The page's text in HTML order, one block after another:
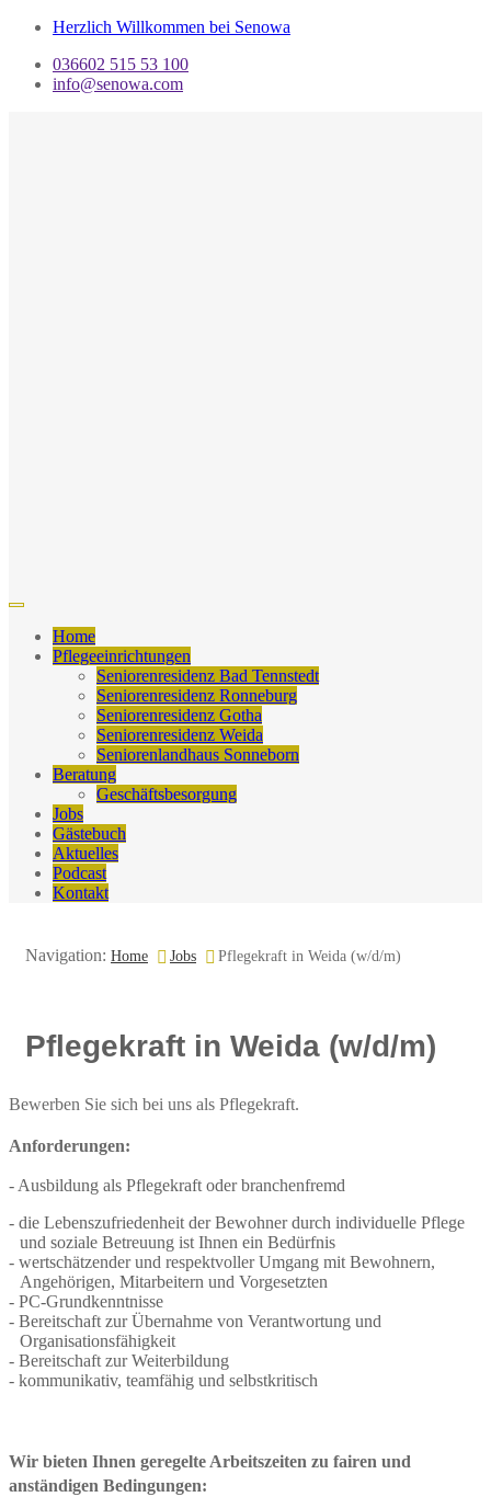
Herzlich Willkommen bei Senowa
036602 515 53 100
info@senowa.com
Home
Pflegeeinrichtungen
Seniorenresidenz Bad Tennstedt
Seniorenresidenz Ronneburg
Seniorenresidenz Gotha
Seniorenresidenz Weida
Seniorenlandhaus Sonneborn
Beratung
Geschäftsbesorgung
Jobs
Gästebuch
Aktuelles
Podcast
Kontakt
Navigation: Home Jobs Pflegekraft in Weida (w/d/m)
Pflegekraft in Weida (w/d/m)
Bewerben Sie sich bei uns als Pflegekraft.
Anforderungen:
Ausbildung als Pflegekraft oder branchenfremd
die Lebenszufriedenheit der Bewohner durch individuelle Pflege
und soziale Betreuung ist Ihnen ein Bedürfnis
wertschätzender und respektvoller Umgang mit Bewohnern,
Angehörigen, Mitarbeitern und Vorgesetzten
PC-Grundkenntnisse
Bereitschaft zur Übernahme von Verantwortung und
Organisationsfähigkeit
Bereitschaft zur Weiterbildung
kommunikativ, teamfähig und selbstkritisch
Wir bieten Ihnen geregelte Arbeitszeiten zu fairen und
anständigen Bedingungen: